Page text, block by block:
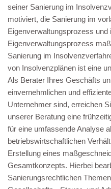
seiner Sanierung im
motiviert, die Sanierung im
Eigenverwaltungsprozess und
Eigenverwaltungsprozess
Sanierung im
von Insolvenzplänen ist eine
Als Berater Ihres Geschäfts
einvernehmlichen und
Unternehmer sind, erreichen
unserer Beratung eine
für eine umfassende Analyse
betriebswirtschaftlichen
Erstellung eines
Gesamtkonzepts. Hierbei
Sanierungsrechtlichen